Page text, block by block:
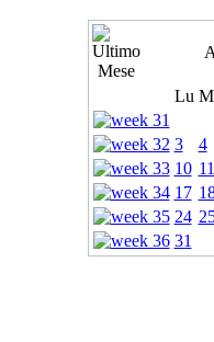
Lu
3
4
10 11
17
24
31